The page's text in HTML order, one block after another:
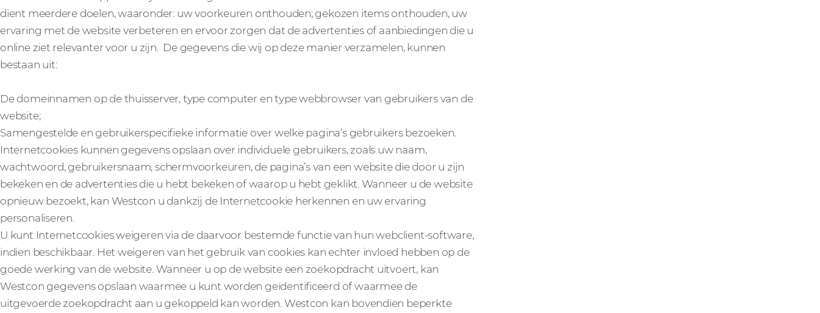
dient meerdere doelen, waaronder: uw voorkeuren onthouden; gekozen items onthouden, uw
ervaring met de website verbeteren en ervoor zorgen dat de advertenties of aanbiedingen die u
online ziet relevanter voor u zijn. De gegevens die wij op deze manier verzamelen, kunnen
bestaan uit:
De domeinnamen op de thuisserver, type computer en type webbrowser van gebruikers van de
website;
Samengestelde en gebruikerspecifieke informatie over welke pagina’s gebruikers bezoeken.
Internetcookies kunnen gegevens opslaan over individuele gebruikers, zoals uw naam,
wachtwoord, gebruikersnaam, schermvoorkeuren, de pagina’s van een website die door u zijn
bekeken en de advertenties die u hebt bekeken of waarop u hebt geklikt. Wanneer u de website
opnieuw bezoekt, kan Westcon u dankzij de Internetcookie herkennen en uw ervaring
personaliseren.
U kunt Internetcookies weigeren via de daarvoor bestemde functie van hun webclient-software,
indien beschikbaar. Het weigeren van het gebruik van cookies kan echter invloed hebben op de
goede werking van de website. Wanneer u op de website een zoekopdracht uitvoert, kan
Westcon gegevens opslaan waarmee u kunt worden geïdentificeerd of waarmee de
uitgevoerde zoekopdracht aan u gekoppeld kan worden. Westcon kan bovendien beperkte